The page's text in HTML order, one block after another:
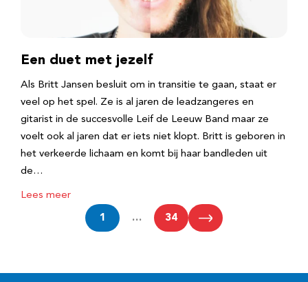
Een duet met jezelf
Als Britt Jansen besluit om in transitie te gaan, staat er
veel op het spel. Ze is al jaren de leadzangeres en
gitarist in de succesvolle Leif de Leeuw Band maar ze
voelt ook al jaren dat er iets niet klopt. Britt is geboren in
het verkeerde lichaam en komt bij haar bandleden uit
de…
Lees meer
1 … 34